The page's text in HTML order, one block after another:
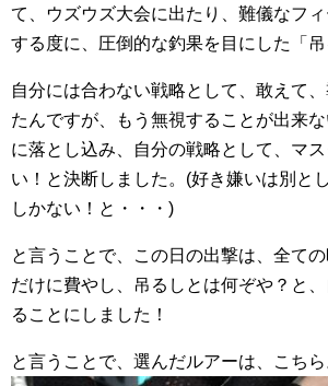
て、ウズウズ大会に出たり、難儀なフ
する度に、圧倒的な釣果を目にした「吊
自分には合わない戦略として、敢えて
たんですが、もう無視することが出来
に落とし込み、自分の戦略として、マ
い！と決断しました。(好き嫌いは別と
しかない！と・・・)
と言うことで、この日の出撃は、全ての
だけに費やし、吊るしとは何ぞや？と
ることにしました！
と言うことで、選んだルアーは、こちら